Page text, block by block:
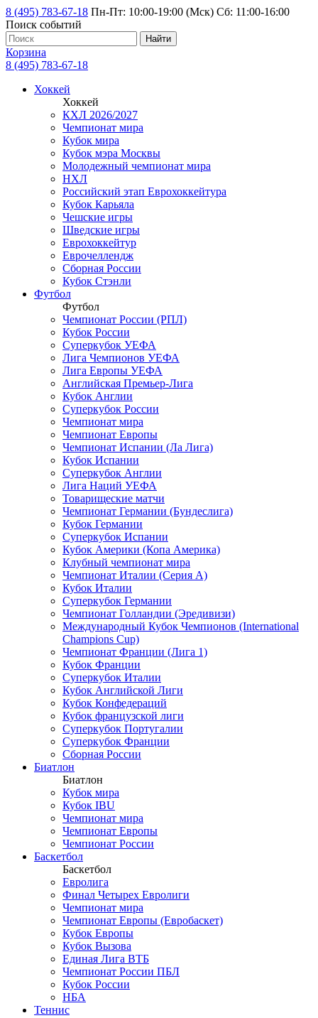
8 (495) 783-67-18 Пн-Пт: 10:00-19:00 (Мск) Сб: 11:00-16:00
Поиск событий
Найти
Корзина
8 (495) 783-67-18
Хоккей
Хоккей
КХЛ 2026/2027
Чемпионат мира
Кубок мира
Кубок мэра Москвы
Молодежный чемпионат мира
НХЛ
Российский этап Еврохоккейтура
Кубок Карьяла
Чешские игры
Шведские игры
Еврохоккейтур
Еврочеллендж
Сборная России
Кубок Стэнли
Футбол
Футбол
Чемпионат России (РПЛ)
Кубок России
Суперкубок УЕФА
Лига Чемпионов УЕФА
Лига Европы УЕФА
Английская Премьер-Лига
Кубок Англии
Суперкубок России
Чемпионат мира
Чемпионат Европы
Чемпионат Испании (Ла Лига)
Кубок Испании
Суперкубок Англии
Лига Наций УЕФА
Товарищеские матчи
Чемпионат Германии (Бундеслига)
Кубок Германии
Суперкубок Испании
Кубок Америки (Копа Америка)
Клубный чемпионат мира
Чемпионат Италии (Серия А)
Кубок Италии
Суперкубок Германии
Чемпионат Голландии (Эредивизи)
Международный Кубок Чемпионов (International
Champions Cup)
Чемпионат Франции (Лига 1)
Кубок Франции
Суперкубок Италии
Кубок Английской Лиги
Кубок Конфедераций
Кубок французской лиги
Суперкубок Португалии
Суперкубок Франции
Сборная России
Биатлон
Биатлон
Кубок мира
Кубок IBU
Чемпионат мира
Чемпионат Европы
Чемпионат России
Баскетбол
Баскетбол
Евролига
Финал Четырех Евролиги
Чемпионат мира
Чемпионат Европы (Евробаскет)
Кубок Европы
Кубок Вызова
Единая Лига ВТБ
Чемпионат России ПБЛ
Кубок России
НБА
Теннис